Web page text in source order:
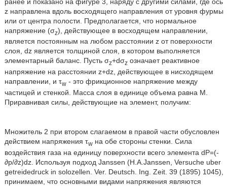
z направлена вдоль восходящего направления от уровня фурмы
или от центра полости. Предполагается, что нормальное
напряжение (σz), действующее в восходящем направлении,
является постоянным на любом расстоянии z от поверхности
слоя, dz является толщиной слоя, в котором выполняется
элементарный баланс. Пусть σz+dσzозначает реактивное
напряжение на расстоянии z+dz, действующее в нисходящем
направлении, и τw- это фрикционное напряжение между
частицей и стенкой. Масса слоя в единице объема равна М.
Приравнивая силы, действующие на элемент, получим:
Множитель 2 при втором слагаемом в правой части обусловлен
действием напряжения τwна обе стороны стенки. Сила
воздействия газа на единицу поверхности всего элемента dP=(-
∂p/∂z)dz. Используя подход Janssen (H.A.Janssen, Versuche uber
getreidedruck in solozellen. Ver. Deutsch. Ing. Zeit. 39 (1895) 1045),
принимаем, что основными видами напряжения являются